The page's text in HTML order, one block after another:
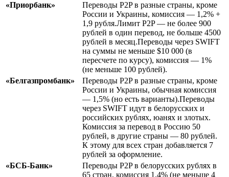
«Приорбанк»
Переводы P2P в разные страны, кроме
России и Украины, комиссия — 1,2% +
1,9 рубля.Лимит P2P — не более 900
рублей в один перевод, не больше 4500
рублей в месяц.Переводы через SWIFT
на суммы не меньше $10 000 (в
пересчете по курсу), комиссия — 1%
(не меньше 100 рублей).
«Белгазпромбанк»
Переводы P2P в разные страны, кроме
России и Украины, обычная комиссия
— 1,5% (но есть варианты).Переводы
через SWIFT идут в белорусских и
российских рублях, юанях и злотых.
Комиссия за перевод в Россию 50
рублей, в другие страны — 80 рублей.
К этому для всех стран добавляется 7
рублей за оформление.
«БСБ-Банк»
Переводы P2P в белорусских рублях в
65 стран, комиссия 1,4% (не меньше 4